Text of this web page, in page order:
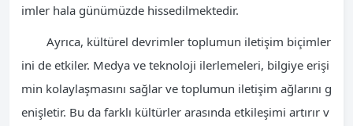
imler hala günümüzde hissedilmektedir.
Ayrıca, kültürel devrimler toplumun iletişim biçimler
ini de etkiler. Medya ve teknoloji ilerlemeleri, bilgiye erişi
min kolaylaşmasını sağlar ve toplumun iletişim ağlarını g
enişletir. Bu da farklı kültürler arasında etkileşimi artırır v